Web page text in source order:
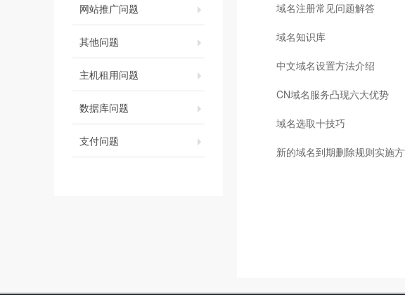
网站推广问题
其他问题
主机租用问题
数据库问题
支付问题
域名注册常见问题解答
域名知识库
中文域名设置方法介绍
CN域名服务凸现六大优势
域名选取十技巧
新的域名到期删除规则实施